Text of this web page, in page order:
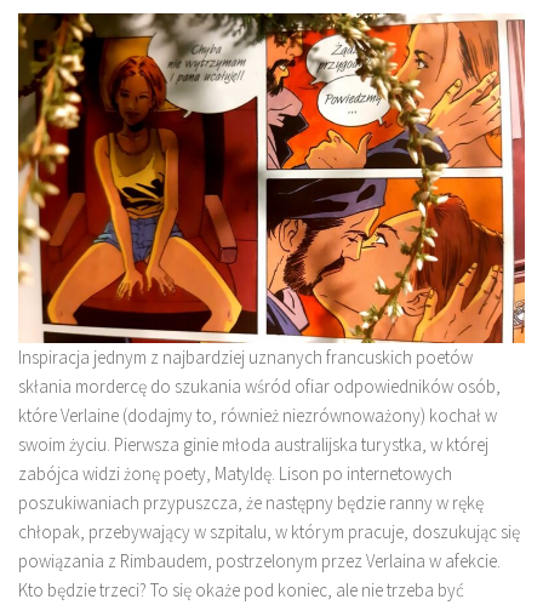
Inspiracja jednym z najbardziej uznanych francuskich poetów
skłania mordercę do szukania wśród ofiar odpowiedników osób,
które Verlaine (dodajmy to, również niezrównoważony) kochał w
swoim życiu. Pierwsza ginie młoda australijska turystka, w której
zabójca widzi żonę poety, Matyldę. Lison po internetowych
poszukiwaniach przypuszcza, że następny będzie ranny w rękę
chłopak, przebywający w szpitalu, w którym pracuje, doszukując się
powiązania z Rimbaudem, postrzelonym przez Verlaina w afekcie.
Kto będzie trzeci? To się okaże pod koniec, ale nie trzeba być